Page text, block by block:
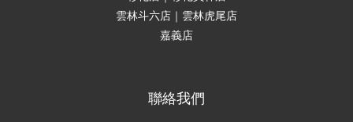
雲林斗六店｜雲林虎尾店
嘉義店
聯絡我們